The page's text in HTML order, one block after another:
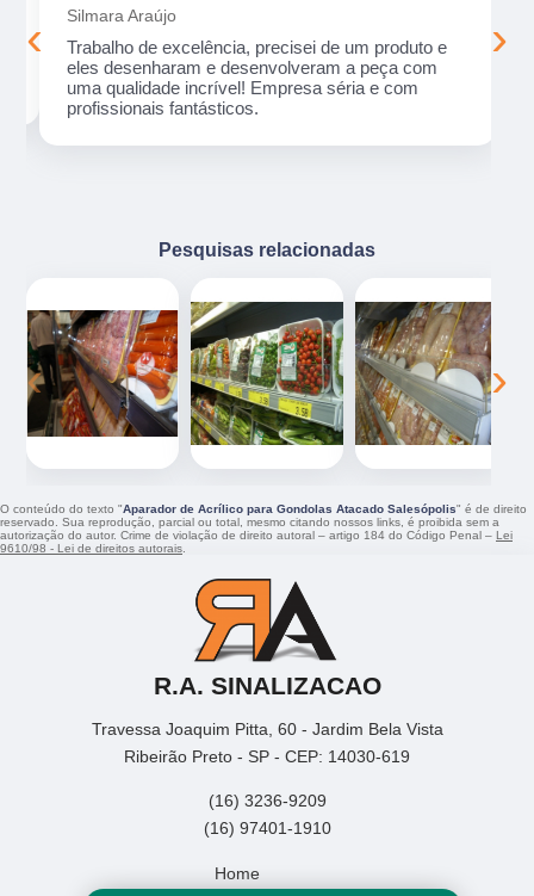
Silmara Araújo
Trabalho de excelência, precisei de um produto e
eles desenharam e desenvolveram a peça com
uma qualidade incrível! Empresa séria e com
profissionais fantásticos.
‹ ›
Pesquisas relacionadas
‹ ›
O conteúdo do texto "Aparador de Acrílico para Gondolas Atacado Salesópolis" é de direito
reservado. Sua reprodução, parcial ou total, mesmo citando nossos links, é proibida sem a
autorização do autor. Crime de violação de direito autoral – artigo 184 do Código Penal – Lei
9610/98 - Lei de direitos autorais
R.A. SINALIZACAO
Travessa Joaquim Pitta, 60 - Jardim Bela Vista
Ribeirão Preto - SP - CEP: 14030-619
(16) 3236-9209
(16) 97401-1910
Home